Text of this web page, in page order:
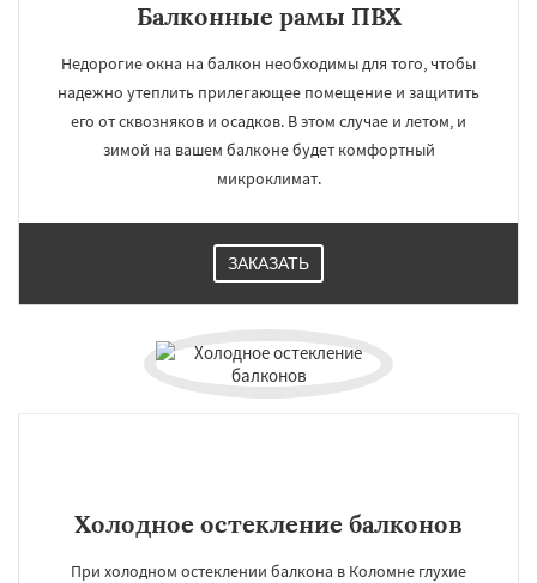
Балконные рамы ПВХ
Недорогие окна на балкон необходимы для того, чтобы
надежно утеплить прилегающее помещение и защитить
его от сквозняков и осадков. В этом случае и летом, и
зимой на вашем балконе будет комфортный
микроклимат.
ЗАКАЗАТЬ
Холодное остекление балконов
При холодном остеклении балкона в Коломне глухие